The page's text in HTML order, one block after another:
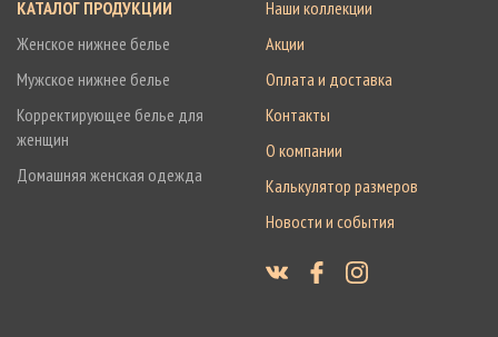
КАТАЛОГ ПРОДУКЦИИ
Женское нижнее белье
Мужское нижнее белье
Корректирующее белье для
женщин
Домашняя женская одежда
Наши коллекции
Акции
Оплата и доставка
Контакты
О компании
Калькулятор размеров
Новости и события